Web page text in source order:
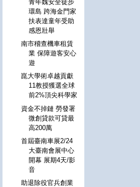
青年魏安全徒步
環島 跨海金門家
扶表達童年受助
感恩壯舉
南市稽查機車租賃
業 保障遊客安心
遊
崑大學術卓越貢獻
11教授獲選全球
前2%頂尖科學家
資金不掉鏈 勞發署
微創貸款可貸最
高200萬
首屆臺南車展2/24
大臺南會展中心
開幕 展期4天/影
音
助退除役官兵創業